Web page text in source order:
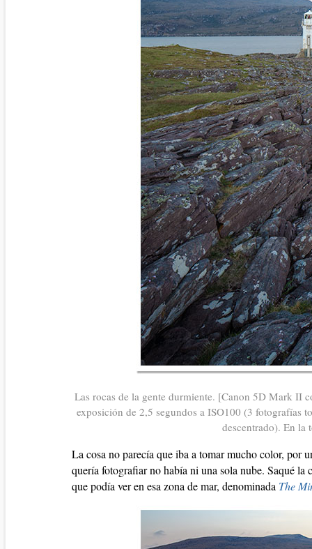
Las rocas de la gente durmiente. [Canon 5D Mark II
exposición de 2,5 segundos a ISO100 (3 fotografías
descentrado). En la
La cosa no parecía que iba a tomar mucho color, por
quería fotografiar no había ni una sola nube. Saqué
que podía ver en esa zona de mar, denominada The